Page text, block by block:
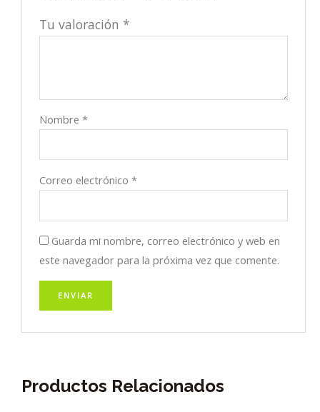
Tu valoración *
Nombre*
Correo electrónico*
Guarda mi nombre, correo electrónico y web en
este navegador para la próxima vez que comente.
Productos Relacionados